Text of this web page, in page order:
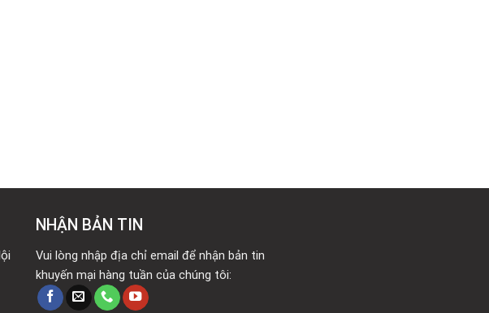
NHẬN BẢN TIN
Vui lòng nhập địa chỉ email để nhận bản tin
khuyến mại hàng tuần của chúng tôi: